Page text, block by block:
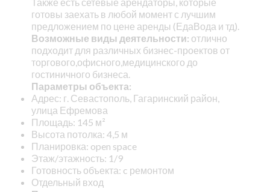
готовы заехать в любой момент с лучшим
предложением по цене аренды (ЕдаВода и тд).
Возможные виды деятельности: отлично
подходит для различных бизнес-проектов от
торгового,офисного,медицинского до
гостиничного бизнеса.
Параметры объекта:
Адрес: г. Севастополь, Гагаринский район,
улица Ефремова
Площадь: 145 м²
Высота потолка: 4,5 м
Планировка: open space
Этаж/этажность: 1/9
Готовность объекта: c ремонтом
Отдельный вход